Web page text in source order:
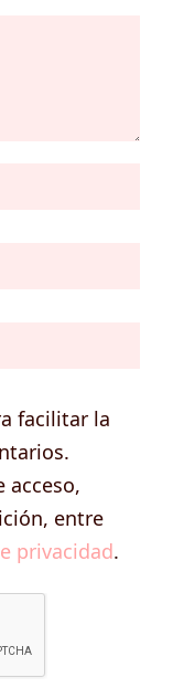
facilitar la
acceso,
entre
privacidad.